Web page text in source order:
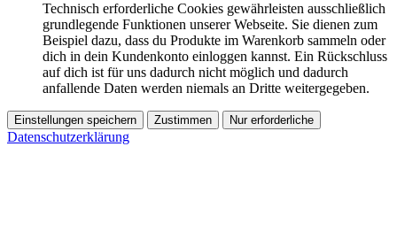
Technisch erforderliche Cookies gewährleisten ausschließlich
grundlegende Funktionen unserer Webseite. Sie dienen zum
Beispiel dazu, dass du Produkte im Warenkorb sammeln oder
dich in dein Kundenkonto einloggen kannst. Ein Rückschluss
auf dich ist für uns dadurch nicht möglich und dadurch
anfallende Daten werden niemals an Dritte weitergegeben.
Einstellungen speichern Zustimmen Nur erforderliche
Datenschutzerklärung